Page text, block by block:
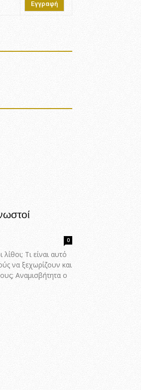
0
λίθοι; Τι είναι αυτό
να ξεχωρίζουν και
Αναμισβήτητα ο